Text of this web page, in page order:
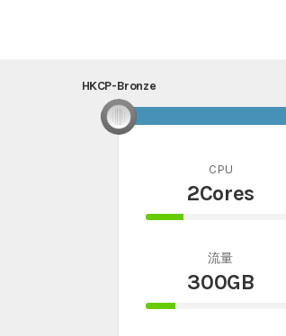
HKCP-Bronze
HKCP-Bronze
CPU
2Cores
25%
流量
300GB
20%